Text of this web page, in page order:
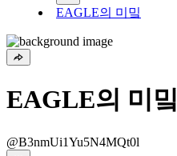
EAGLE의 미밐
EAGLE의 미밐
@B3nmUi1Yu5N4MQt0l